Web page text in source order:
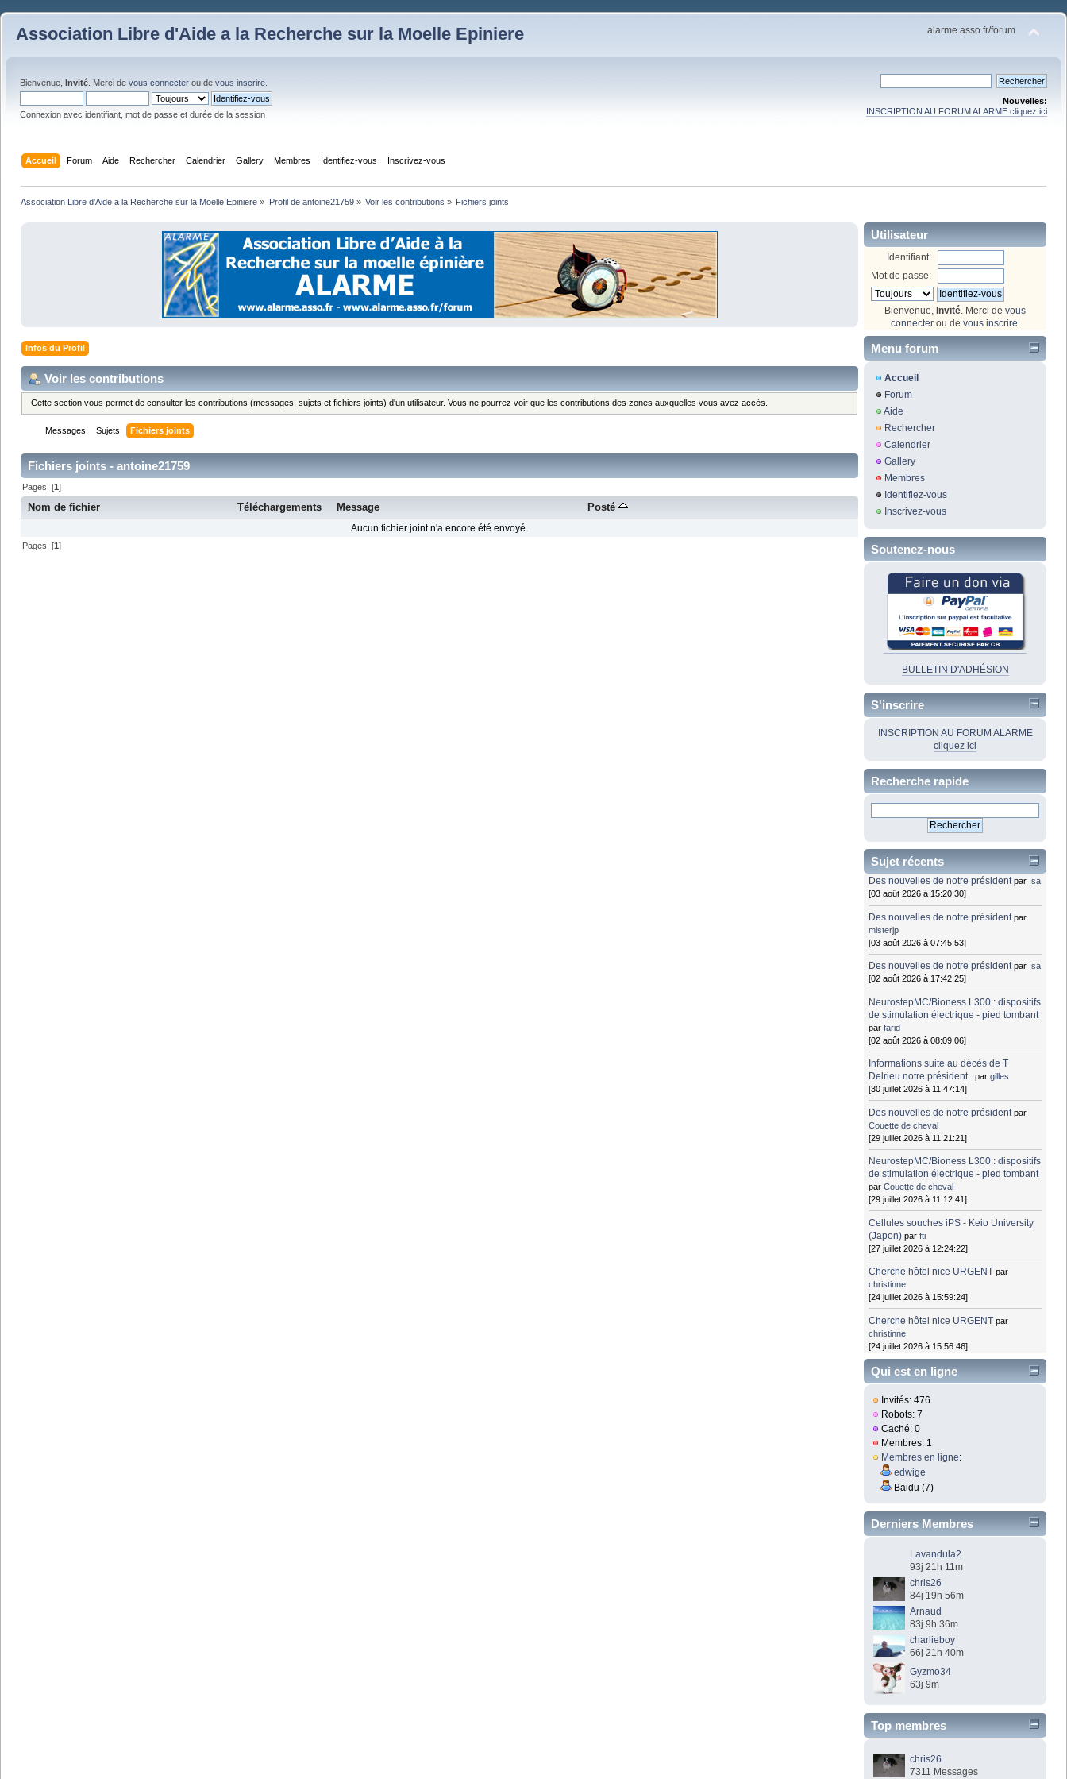
Association Libre d'Aide a la Recherche sur la Moelle Epiniere alarme.asso.fr/forum
Bienvenue, Invité . Merci de vous connecter ou de vous inscrire
Connexion avec identifiant, mot de passe et durée de la session
Nouvelles:
INSCRIPTION AU FORUM ALARME cliquez ici
Accueil Forum Aide Rechercher Calendrier Gallery Membres Identifiez-vous Inscrivez-vous
Association Libre d'Aide a la Recherche sur la Moelle Epiniere » Profil de antoine21759» Voir les contributions » Fichiers joints
Infos du Profil
Voir les contributions
Cette section vous permet de consulter les contributions (messages, sujets et fichiers joints) d'un utilisateur. Vous ne pourrez voir que les contributions des zones auxquelles vous avez accès.
Messages Sujets Fichiers joints
Fichiers joints - antoine21759
Pages: [1]
Nom de fichier Téléchargements Message Posté
Aucun fichier joint n'a encore été envoyé.
Pages: [1]
Utilisateur
Identifiant:
Mot de passe:
Bienvenue, Invité . Merci de vous
connecterou de vous inscrire
Menu forum
Accueil
Forum
Aide
Rechercher
Calendrier
Gallery
Membres
Identifiez-vous
Inscrivez-vous
Soutenez-nous
BULLETIN D'ADHÉSION
S'inscrire
INSCRIPTION AU FORUM ALARME
cliquez ici
Recherche rapide
Sujet récents
Des nouvelles de notre président par Isa
[03 août 2026 à 15:20:30]
Des nouvelles de notre président par
misterjp
[03 août 2026 à 07:45:53]
Des nouvelles de notre président par Isa
[02 août 2026 à 17:42:25]
NeurostepMC/Bioness L300 : dispositifs
de stimulation électrique - pied tombant
parfarid
[02 août 2026 à 08:09:06]
Informations suite au décès de T
Delrieu notre président . pargilles
[30 juillet 2026 à 11:47:14]
Des nouvelles de notre président par
Couette de cheval
[29 juillet 2026 à 11:21:21]
NeurostepMC/Bioness L300 : dispositifs
de stimulation électrique - pied tombant
parCouette de cheval
[29 juillet 2026 à 11:12:41]
Cellules souches iPS - Keio University
(Japon) parfti
[27 juillet 2026 à 12:24:22]
Cherche hôtel nice URGENT par
christinne
[24 juillet 2026 à 15:59:24]
Cherche hôtel nice URGENT par
christinne
[24 juillet 2026 à 15:56:46]
Qui est en ligne
Invités: 476
Robots: 7
Caché: 0
Membres: 1
Membres en ligne:
edwige
Baidu (7)
Derniers Membres
Lavandula2
93j 21h 11m
chris26
84j 19h 56m
Arnaud
83j 9h 36m
charlieboy
66j 21h 40m
Gyzmo34
63j 9m
Top membres
chris26
7311 Messages